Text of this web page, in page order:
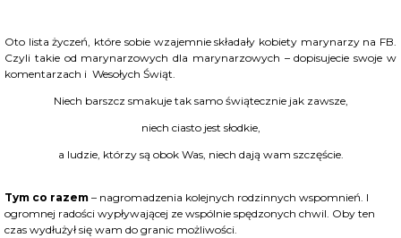
Oto lista życzeń, które sobie wzajemnie składały kobiety marynarzy na FB.
Czyli takie od marynarzowych dla marynarzowych – dopisujecie swoje w
komentarzach i Wesołych Świąt.
Niech barszcz smakuje tak samo świątecznie jak zawsze,
niech ciasto jest słodkie,
a ludzie, którzy są obok Was, niech dają wam szczęście.
Tym co razem – nagromadzenia kolejnych rodzinnych wspomnień. I
ogromnej radości wypływającej ze wspólnie spędzonych chwil. Oby ten
czas wydłużył się wam do granic możliwości.